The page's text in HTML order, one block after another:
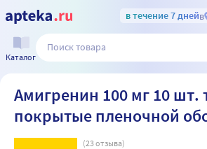
в течение 7 днейв
Каталог
Амигренин 100 мг 10 шт.
покрытые пленочной
(23отзыва)